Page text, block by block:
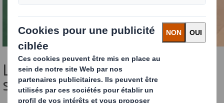
L’importance de l’emballage
sans plastique